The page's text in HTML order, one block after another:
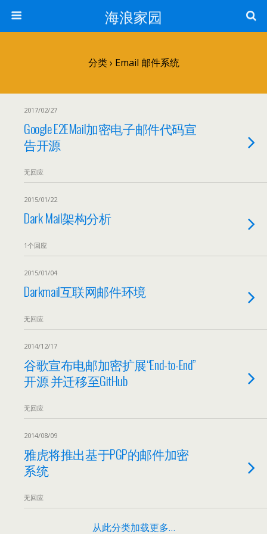
海浪家园
分类 › Email 邮件系统
2017/02/27
Google E2EMail加密电子邮件代码宣
告开源
无回应
2015/01/22
Dark Mail架构分析
1个回应
2015/01/04
Darkmail互联网邮件环境
无回应
2014/12/17
谷歌宣布电邮加密扩展“End-to-End”
开源 并迁移至GitHub
无回应
2014/08/09
雅虎将推出基于PGP的邮件加密
系统
无回应
从此分类加载更多…